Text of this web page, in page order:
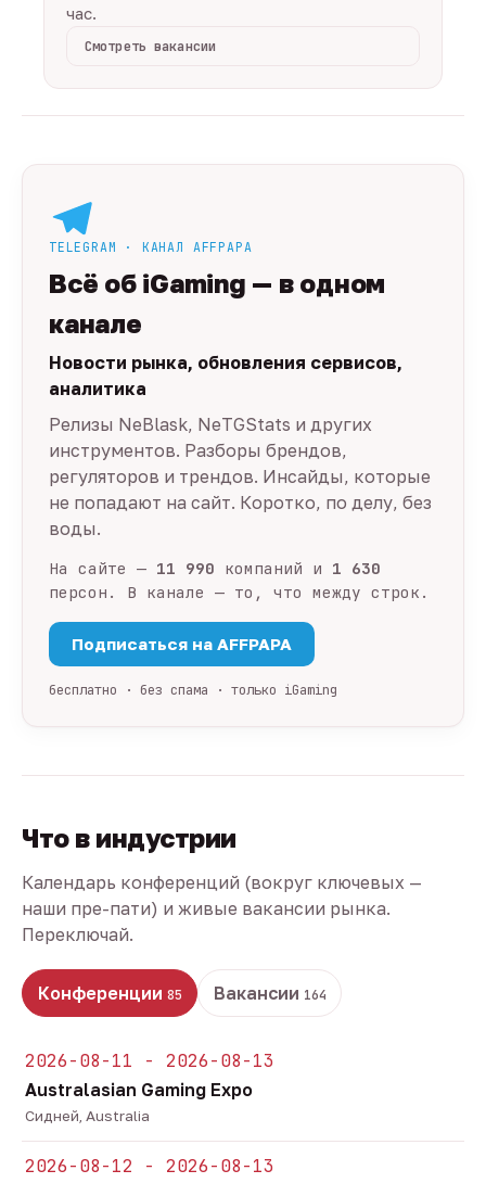
час.
Смотреть вакансии
TELEGRAM · КАНАЛ AFFPAPA
Всё об iGaming — в одном
канале
Новости рынка, обновления сервисов,
аналитика
Релизы NeBlask, NeTGStats и других
инструментов. Разборы брендов,
регуляторов и трендов. Инсайды, которые
не попадают на сайт. Коротко, по делу, без
воды.
На сайте — 11 990 компаний и 1 630
персон. В канале — то, что между строк.
Подписаться на AFFPAPA
бесплатно · без спама · только iGaming
Что в индустрии
Календарь конференций (вокруг ключевых —
наши пре-пати) и живые вакансии рынка.
Переключай.
Конференции 85 Вакансии 164
2026-08-11 - 2026-08-13
Australasian Gaming Expo
Сидней, Australia
2026-08-12 - 2026-08-13